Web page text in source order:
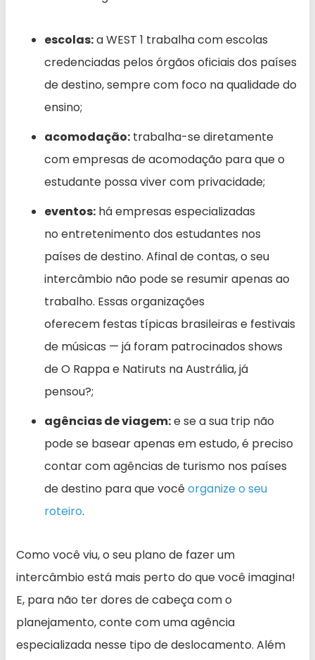
escolas:a WEST 1 trabalha com escolas
credenciadas pelos órgãos oficiais dos países
de destino, sempre com foco na qualidade do
ensino;
acomodação: trabalha-se diretamente
com empresas de acomodação para que o
estudante possa viver com privacidade;
eventos: há empresas especializadas
no entretenimento dos estudantes nos
países de destino. Afinal de contas, o seu
intercâmbio não pode se resumir apenas ao
trabalho. Essas organizações
oferecem festas típicas brasileiras e festivais
de músicas — já foram patrocinados shows
de O Rappa e Natiruts na Austrália, já
pensou?;
agências de viagem:e se a sua trip não
pode se basear apenas em estudo, é preciso
contar com agências de turismo nos países
de destino para que vocêorganize o seu
roteiro.
Como você viu, o seu plano de fazer um
intercâmbio está mais perto do que você imagina!
E, para não ter dores de cabeça com o
planejamento, conte com uma agência
especializada nesse tipo de deslocamento. Além